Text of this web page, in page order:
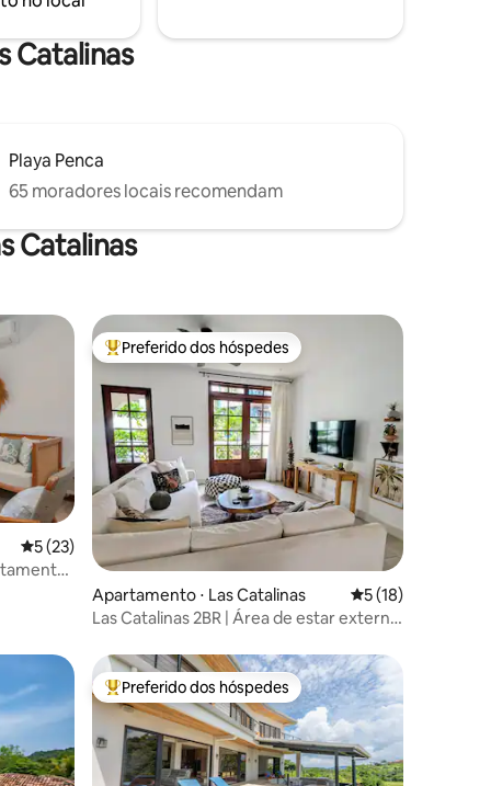
Catalinas
Playa Penca
65 moradores locais recomendam
Catalinas
hóspedes
5 de uma avaliação média de 5, 23 avaliações
5 (23)
Entre os melhores preferidos dos hóspedes
Preferido dos hóspedes
Apartamento ⋅ Las Catalinas 5 de uma
5 (18)
Las Catalinas 2BR | Área de estar externa
Entre os melhores preferidos dos hóspedes
Preferido dos hóspedes